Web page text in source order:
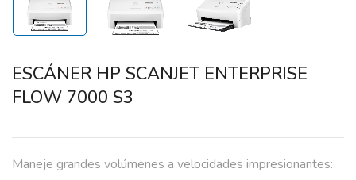
ESCÁNER HP SCANJET ENTERPRISE
FLOW 7000 S3
Maneje grandes volúmenes a velocidades impresionantes: